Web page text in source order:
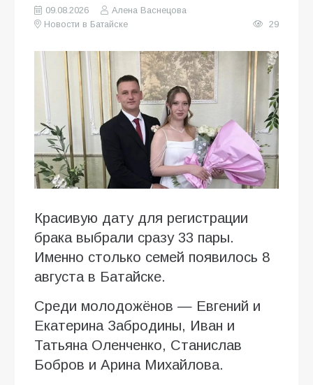
09.08.2026
Алена Васнецова
Новости в Батайске
29
Красивую дату для регистрации
брака выбрали сразу 33 пары.
Именно столько семей появилось 8
августа в Батайске.
Среди молодожёнов — Евгений и
Екатерина Забродины, Иван и
Татьяна Оленченко, Станислав
Бобров и Арина Михайлова.